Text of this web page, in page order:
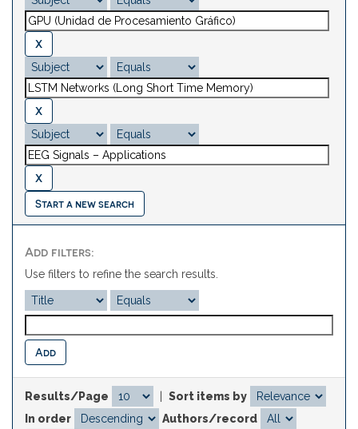
Start a new search
Add filters:
Use filters to refine the search results.
Results/Page
Sort items by
In order
Authors/record